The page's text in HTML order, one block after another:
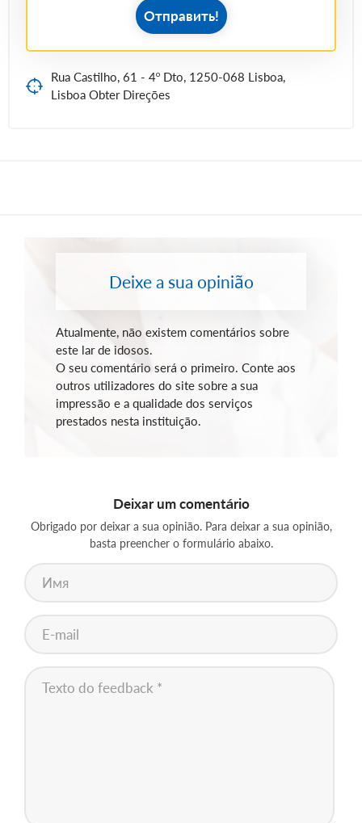
Отправить!
Rua Castilho, 61 - 4º Dto, 1250-068 Lisboa,
Lisboa Obter Direções
Deixe a sua opinião
Atualmente, não existem comentários sobre
este lar de idosos.
O seu comentário será o primeiro. Conte aos
outros utilizadores do site sobre a sua
impressão e a qualidade dos serviços
prestados nesta instituição.
Deixar um comentário
Obrigado por deixar a sua opinião. Para deixar a sua opinião,
basta preencher o formulário abaixo.